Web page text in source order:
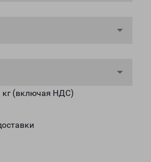
кг (включая НДС)